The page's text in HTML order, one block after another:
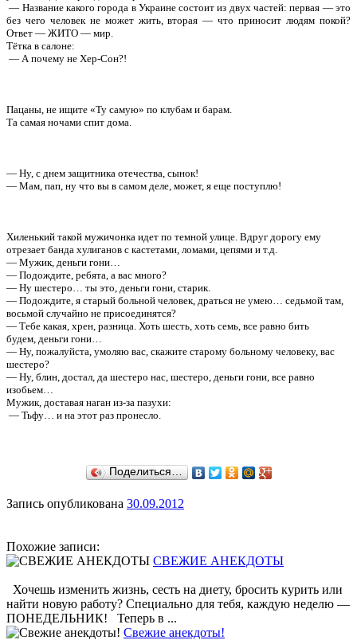
— Название какого города в Украине состоит из двух частей: первая — это
без чего человек не может жить, вторая — что приносит людям покой?
Ответ — ЖИТО — мир.
Тётка в салоне:
— А почему не Хер-Cон?!
Пацаны, не ищите «Ту самую» по клубам и барам.
Та самая ночами спит дома.
— Ну, с днем защитника отечества, сынок!
— Мам, пап, ну что вы в самом деле, может, я еще поступлю!
Хиленький такой мужичонка идет по темной улице. Вдруг дорогу ему
отрезает банда хулиганов с кастетами, ломами, цепями и т.д.
— Мужик, деньги гони…
— Подождите, ребята, а вас много?
— Ну шестеро… ты это, деньги гони, старик.
— Подождите, я старый больной человек, драться не умею… седьмой там,
восьмой случайно не присоединятся?
— Тебе какая, хрен, разница. Хоть шесть, хоть семь, все равно бить
будем, деньги гони…
— Ну, пожалуйста, умоляю вас, скажите старому больному человеку, вас
шестеро?
— Ну, блин, достал, да шестеро нас, шестеро, деньги гони, все равно
изобьем…
Мужик, доставая наган из-за пазухи:
— Тьфу… и на этот раз пронесло.
Поделиться…
Запись опубликована 30.09.2012
Похожие записи:
СВЕЖИЕ АНЕКДОТЫ
Хочешь изменить жизнь, сесть на диету, бросить курить или
найти новую работу? Специально для тебя, каждую неделю —
ПОНЕДЕЛЬНИК! Теперь в ...
Свежие анекдоты!